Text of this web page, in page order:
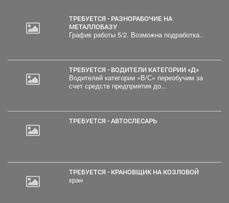
ТРЕБУЕТСЯ - РАЗНОРАБОЧИЕ НА
МЕТАЛЛОБАЗУ
График работы 5/2. Возможна подработка..
ТРЕБУЕТСЯ - ВОДИТЕЛИ КАТЕГОРИИ «Д»
Водителей категории «В/С» переобучим за
счет средств предприятия до...
ТРЕБУЕТСЯ - АВТОСЛЕСАРЬ
ТРЕБУЕТСЯ - КРАНОВЩИК НА КОЗЛОВОЙ
кран